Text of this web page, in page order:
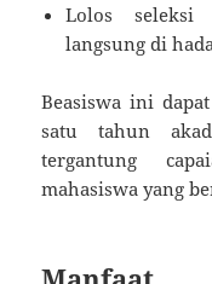
Lolos seleksi
langsung di
Beasiswa ini
satu tahun
tergantung
mahasiswa yang